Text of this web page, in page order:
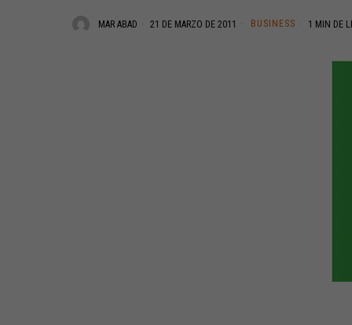
MAR ABAD 21 DE MARZO DE 2011 BUSINESS 1 MIN DE